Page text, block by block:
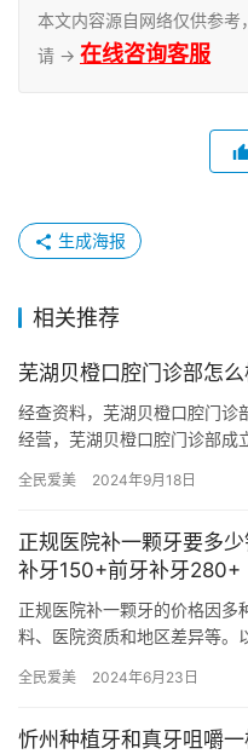
本文内容源自网络仅供参
请 → 在线咨询客服
生成海报
相关推荐
芜湖贝橙口腔门诊部怎么
经查资料，芜湖贝橙口腔门诊
经营，芜湖贝橙口腔门诊部
全民爱美 2024年9月18日
正规医院补一颗牙要多
补牙150+前牙补牙280+
正规医院补一颗牙的价格因多
料、医院资质和地区差异等。
全民爱美 2024年6月23日
忻州种植牙和真牙咀嚼